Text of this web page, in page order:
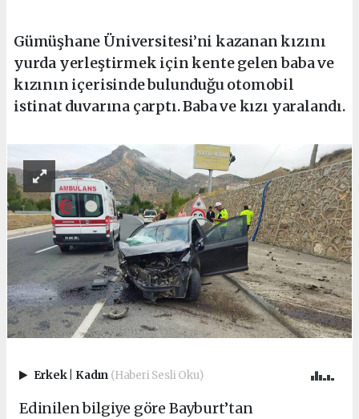
Gümüşhane Üniversitesi’ni kazanan kızını
yurda yerleştirmek için kente gelen baba ve
kızının içerisinde bulunduğu otomobil
istinat duvarına çarptı. Baba ve kızı yaralandı.
Erkek Kadın (Haberi Sesli Oku)
Edinilen bilgiye göre Bayburt’tan